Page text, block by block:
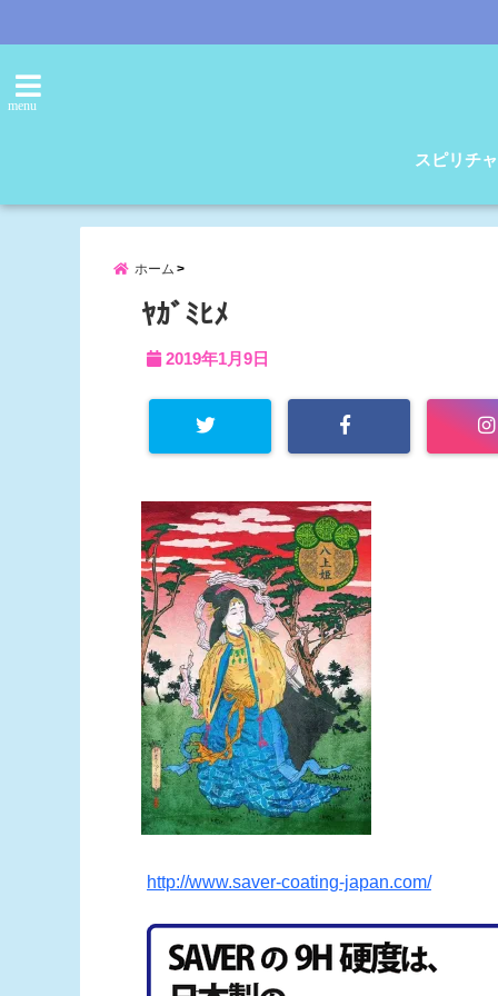
menu
スピリチ
ホーム
ﾔｶﾞﾐﾋﾒ
2019年1月9日
http://www.saver-coating-japan.com/